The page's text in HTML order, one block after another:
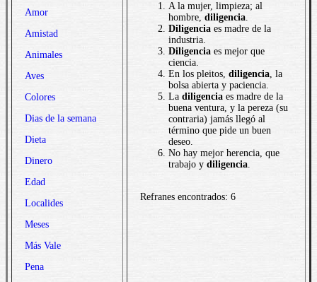
Amor
Amistad
Animales
Aves
Colores
Dias de la semana
Dieta
Dinero
Edad
Localides
Meses
Más Vale
Pena
A la mujer, limpieza; al
hombre, diligencia.
Diligencia es madre de la
industria.
Diligencia es mejor que
ciencia.
En los pleitos, diligencia, la
bolsa abierta y paciencia.
La diligencia es madre de la
buena ventura, y la pereza (su
contraria) jamás llegó al
término que pide un buen
deseo.
No hay mejor herencia, que
trabajo y diligencia.
Refranes encontrados: 6